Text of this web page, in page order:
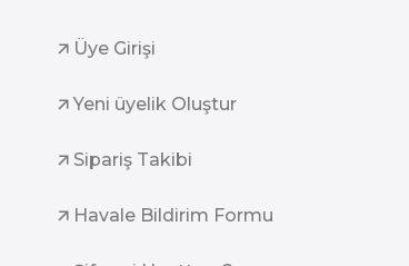
Üye Girişi
Yeni üyelik Oluştur
Sipariş Takibi
Havale Bildirim Formu